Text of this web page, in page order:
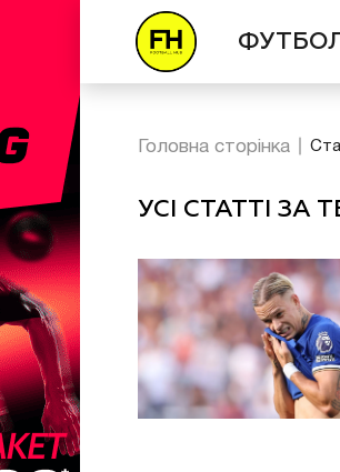
Головна сторінка
УСІ СТАТТІ ЗА